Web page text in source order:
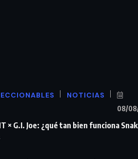
NOTICIAS
08/
× G.I. Joe: ¿qué tan bien funciona